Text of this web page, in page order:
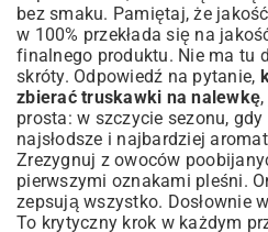
bez smaku. Pamiętaj, że
w 100% przekłada się na
finalnego produktu. Nie ma tu
skróty. Odpowiedź na pytanie,
zbierać truskawki na nalewkę
prosta: w szczycie sezonu, gdy
najsłodsze i najbardziej
Zrezygnuj z owoców
pierwszymi oznakami pleśni.
zepsują wszystko. Dosłownie
To krytyczny krok w każdym